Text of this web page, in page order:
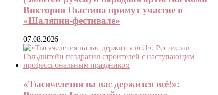
Виктория Пыстина примут участие в
«Шаляпин-фестивале»
07.08.2026
«Тысячелетия на вас держится всё!»: